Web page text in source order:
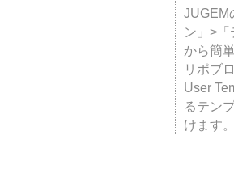
JUGEM
ン」>
から簡
リポブ
User
るテン
けます